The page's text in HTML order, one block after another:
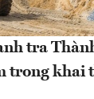
tra
trong khai